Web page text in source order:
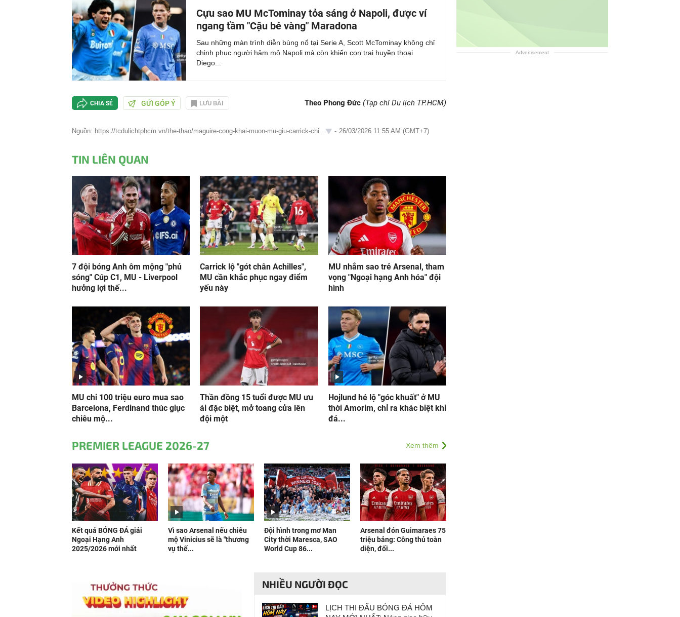
Cựu sao MU McTominay tỏa sáng ở Napoli, được ví
ngang tầm "Cậu bé vàng" Maradona
Sau những màn trình diễn bùng nổ tại Serie A, Scott McTominay không chỉ
chinh phục người hâm mộ Napoli mà còn khiến con trai huyền thoại
Diego...
CHIA SẺ GỬI GÓP Ý LƯU BÀI Theo Phong Đức (Tạp chí Du lịch TP.HCM)
Nguồn: https://tcdulichtphcm.vn/the-thao/maguire-cong-khai-muon-mu-giu-carrick-chi... - 26/03/2026 11:55 AM (GMT+7)
TIN LIÊN QUAN
7 đội bóng Anh ôm mộng "phủ
sóng" Cúp C1, MU - Liverpool
hưởng lợi thế...
Carrick lộ "gót chân Achilles",
MU cần khắc phục ngay điểm
yếu này
MU nhắm sao trẻ Arsenal, tham
vọng "Ngoại hạng Anh hóa" đội
hình
MU chi 100 triệu euro mua sao
Barcelona, Ferdinand thúc giục
chiêu mộ...
Thần đồng 15 tuổi được MU ưu
ái đặc biệt, mở toang cửa lên
đội một
Hojlund hé lộ "góc khuất" ở MU
thời Amorim, chỉ ra khác biệt khi
đá...
PREMIER LEAGUE 2026-27 Xem thêm
Kết quả BÓNG ĐÁ giải
Ngoại Hạng Anh
2025/2026 mới nhất
Vì sao Arsenal nếu chiêu
mộ Vinicius sẽ là "thương
vụ thế...
Đội hình trong mơ Man
City thời Maresca, SAO
World Cup 86...
Arsenal đón Guimaraes 75
triệu bảng: Công thủ toàn
diện, đối...
NHIỀU NGƯỜI ĐỌC
LỊCH THI ĐẤU BÓNG ĐÁ HÔM
Advertisement